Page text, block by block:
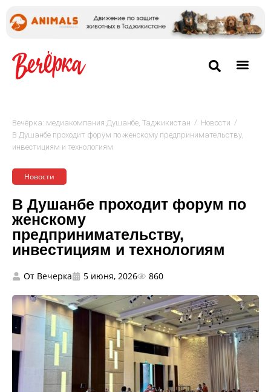
Вечёрка: медиакомпания Душанбе, Таджикистан / Новости /
В Душанбе проходит форум по женскому предпринимательству,
инвестициям и технологиям
Новости
В Душанбе проходит форум по
женскому
предпринимательству,
инвестициям и технологиям
От Вечерка 5 июня, 2026 860